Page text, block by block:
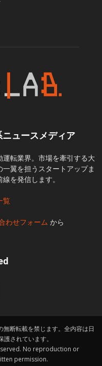
ュースメディア
転業界。市場を牽引する大
翼を担うスタートアップま
を発信します。
覧
わせフォーム から
断転載を禁じます。全内容は日
されています。
No reproduction or
permission.